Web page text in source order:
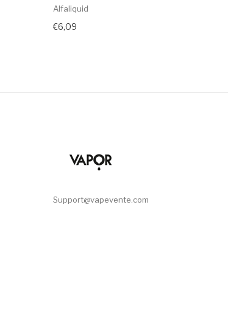
Alfaliquid
€6,09
Support@vapevente.com